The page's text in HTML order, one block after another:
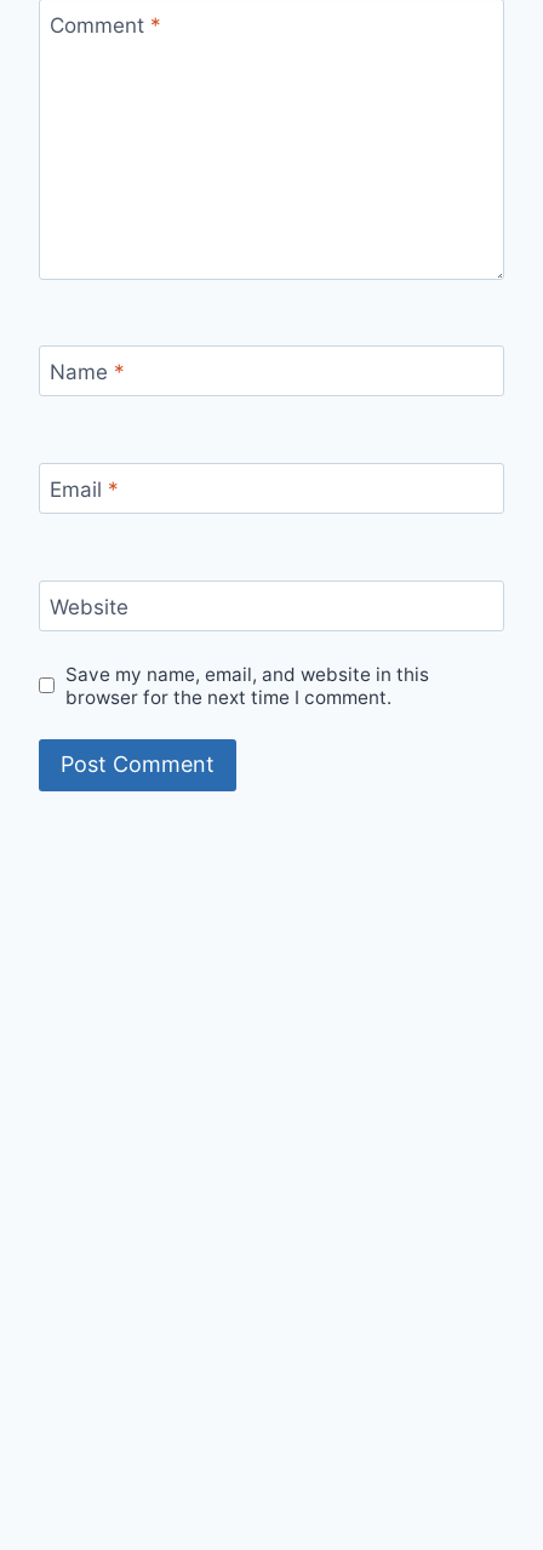
Comment *
Name *
Email *
Website
Save my name, email, and website in this
browser for the next time I comment.